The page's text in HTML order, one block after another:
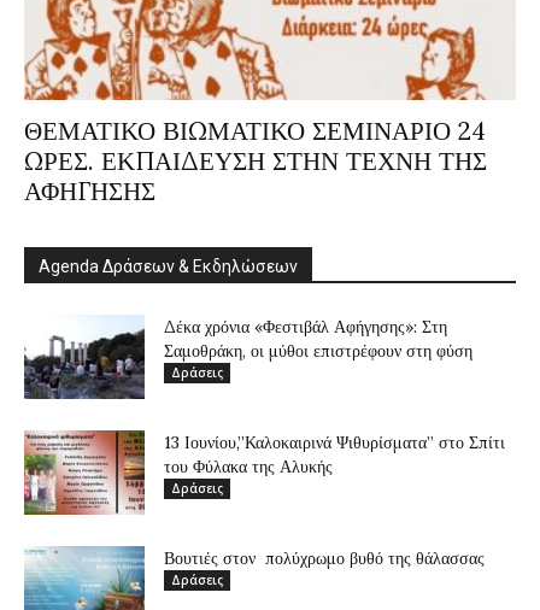
ΘΕΜΑΤΙΚΟ ΒΙΩΜΑΤΙΚΟ ΣΕΜΙΝΑΡΙΟ 24
ΩΡΕΣ. ΕΚΠΑΙΔΕΥΣΗ ΣΤΗΝ ΤΕΧΝΗ ΤΗΣ
ΑΦΗΓΗΣΗΣ
Agenda Δράσεων & Εκδηλώσεων
Δέκα χρόνια «Φεστιβάλ Αφήγησης»: Στη
Σαμοθράκη, οι μύθοι επιστρέφουν στη φύση
Δράσεις
13 Ιουνίου,”Καλοκαιρινά Ψιθυρίσματα” στο Σπίτι
του Φύλακα της Αλυκής
Δράσεις
Βουτιές στον πολύχρωμο βυθό της θάλασσας
Δράσεις